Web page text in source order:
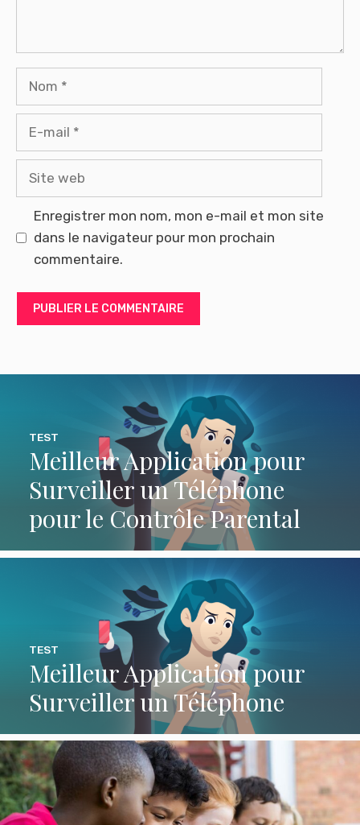
Nom
Site
Enregistrer mon nom, mon e-mail et mon site
dans le navigateur pour mon prochain
commentaire.
Meilleur Application pour
Surveiller un Téléphone
pour le Contrôle Parental
TEST
Meilleur Application pour
Surveiller un Téléphone
TEST